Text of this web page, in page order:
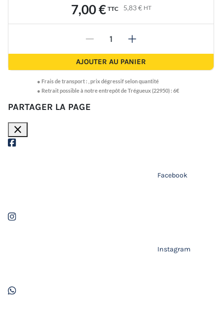
7,00 € TTC 5,83 € HT
- +
AJOUTER AU PANIER
● Frais de transport : prix dégressif selon quantité
● Retrait possible à notre entrepôt de Trégueux (22950) : 6€
PARTAGER LA PAGE
close
Facebook
Instagram